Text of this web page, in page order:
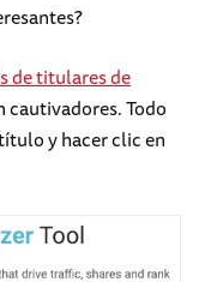
de titulares de
cautivadores. Todo
y hacer clic en